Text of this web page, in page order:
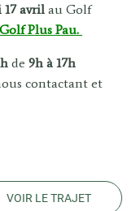
17 avril au Golf
Golf Plus Pau.
de 9h à 17h
contactant et
VOIR LE TRAJET